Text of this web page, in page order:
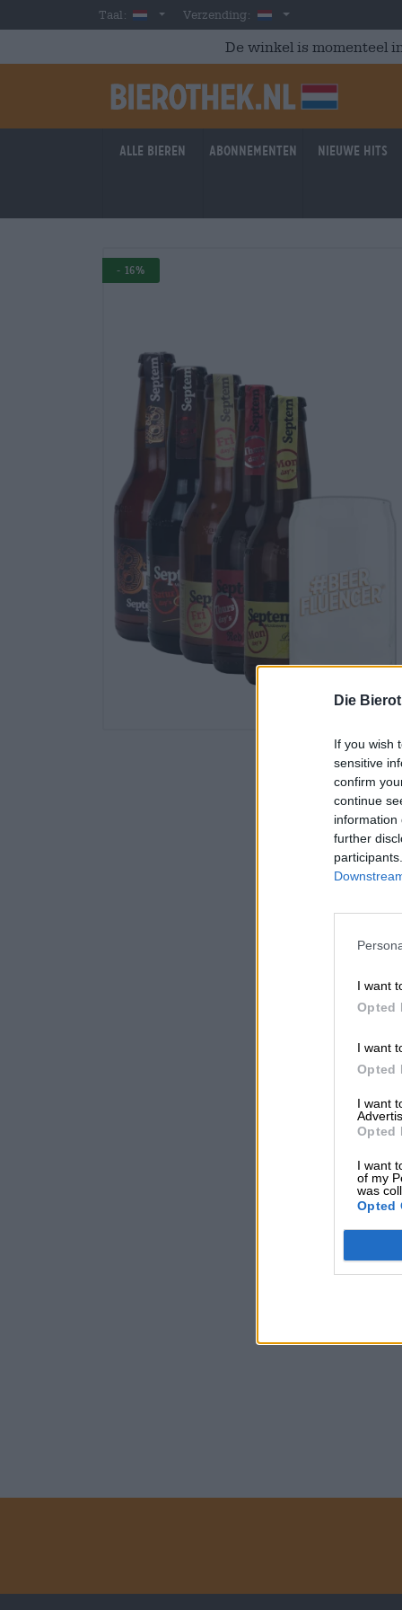
Die
If you wish
sensitive
confirm
continue
information
further
I want
Opted
I want
Opted
I want
Opted
I want
of my
was
Opted
Skip to main content
Taal: DutchVerzending: Nederland
De winkel is momenteel
Alle bieren Abonnementen Nieuwe hits
- 16%